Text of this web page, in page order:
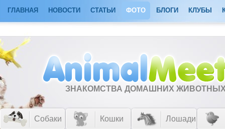
ГЛАВНАЯ НОВОСТИ СТАТЬИ ФОТО БЛОГИ КЛУБЫ
ЗНАКОМСТВА ДОМАШНИХ
Собаки Кошки Лошади